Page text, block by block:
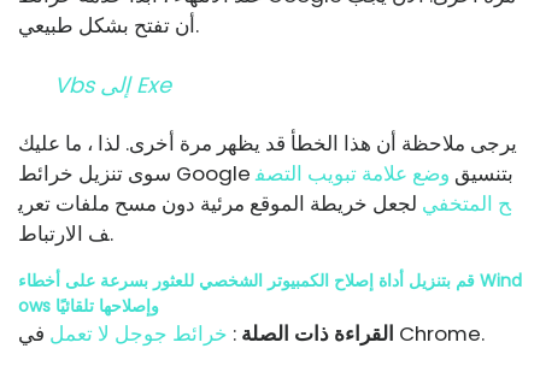
أن تفتح بشكل طبيعي.
Vbs إلى Exe
يرجى ملاحظة أن هذا الخطأ قد يظهر مرة أخرى. لذا ، ما عليك
سوى تنزيل خرائط Google بتنسيق وضع علامة تبويب التصف
ح المتخفي لجعل خريطة الموقع مرئية دون مسح ملفات تعري
ف الارتباط.
قم بتنزيل أداة إصلاح الكمبيوتر الشخصي للعثور بسرعة على أخطاء Wind
ows وإصلاحها تلقائيًا
القراءة ذات الصلة : خرائط جوجل لا تعمل
في Chrome.